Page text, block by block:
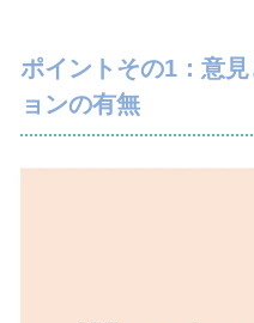
ポイントその1：意
ョンの有無